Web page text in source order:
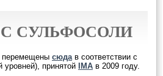
СУЛЬФОСОЛИ
перемещены сюдав соответствии с
уровней), принятой IMA в 2009 году.